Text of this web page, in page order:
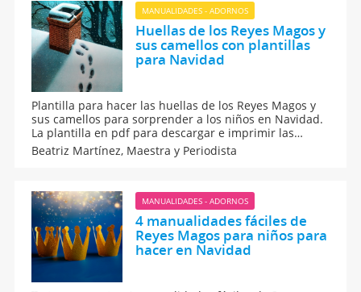
MANUALIDADES - ADORNOS
Huellas de los Reyes Magos y
sus camellos con plantillas
para Navidad
Plantilla para hacer las huellas de los Reyes Magos y
sus camellos para sorprender a los niños en Navidad.
La plantilla en pdf para descargar e imprimir las
pisadas para decorar la casa en Navidad y dar una
sorpresa a tus hijos de que han venido sus
Beatriz Martínez, Maestra y Periodista
MANUALIDADES - ADORNOS
4 manualidades fáciles de
Reyes Magos para niños para
hacer en Navidad